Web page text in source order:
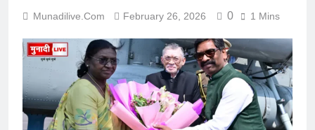
Munadilive.com February 26, 2026 0 1 Mins